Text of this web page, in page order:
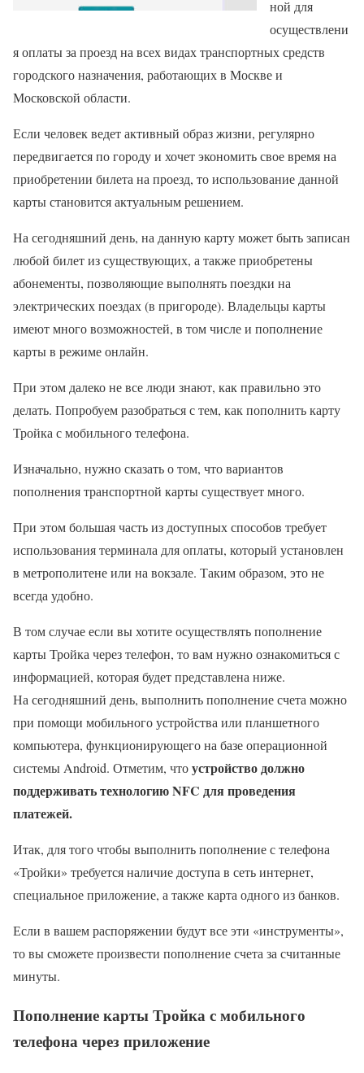
ной для
осуществлени
я оплаты за проезд на всех видах транспортных средств
городского назначения, работающих в Москве и
Московской области.
Если человек ведет активный образ жизни, регулярно
передвигается по городу и хочет экономить свое время на
приобретении билета на проезд, то использование данной
карты становится актуальным решением.
На сегодняшний день, на данную карту может быть записан
любой билет из существующих, а также приобретены
абонементы, позволяющие выполнять поездки на
электрических поездах (в пригороде). Владельцы карты
имеют много возможностей, в том числе и пополнение
карты в режиме онлайн.
При этом далеко не все люди знают, как правильно это
делать. Попробуем разобраться с тем, как пополнить карту
Тройка с мобильного телефона.
Изначально, нужно сказать о том, что вариантов
пополнения транспортной карты существует много.
При этом большая часть из доступных способов требует
использования терминала для оплаты, который установлен
в метрополитене или на вокзале. Таким образом, это не
всегда удобно.
В том случае если вы хотите осуществлять пополнение
карты Тройка через телефон, то вам нужно ознакомиться с
информацией, которая будет представлена ниже.
На сегодняшний день, выполнить пополнение счета можно
при помощи мобильного устройства или планшетного
компьютера, функционирующего на базе операционной
системы Android. Отметим, чтоустройство должно
поддерживать технологию NFC для проведения
платежей.
Итак, для того чтобы выполнить пополнение с телефона
«Тройки» требуется наличие доступа в сеть интернет,
специальное приложение, а также карта одного из банков.
Если в вашем распоряжении будут все эти «инструменты»,
то вы сможете произвести пополнение счета за считанные
минуты.
Пополнение карты Тройка с мобильного
телефона через приложение